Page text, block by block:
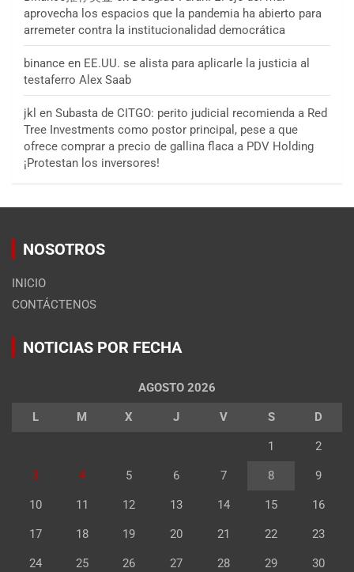
aprovecha los espacios que la pandemia ha abierto para
arremeter contra la institucionalidad democrática
binance en EE.UU. se alista para aplicarle la justicia al
testaferro Alex Saab
jkl en Subasta de CITGO: perito judicial recomienda a Red
Tree Investments como postor principal, pese a que
ofrece comprar a precio de gallina flaca a PDV Holding
¡Protestan los inversores!
NOSOTROS
INICIO
CONTÁCTENOS
NOTICIAS POR FECHA
AGOSTO 2026
L M X J V S D
1 2
3 4 5 6 7 8 9
10 11 12 13 14 15 16
17 18 19 20 21 22 23
24 25 26 27 28 29 30